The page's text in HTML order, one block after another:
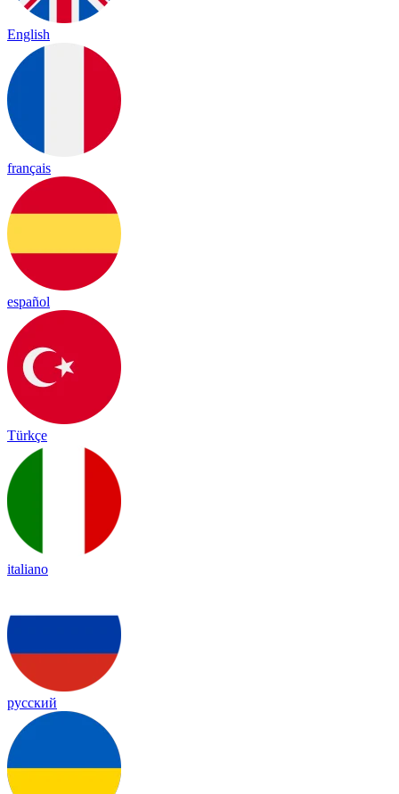
English
français
español
Türkçe
italiano
русский